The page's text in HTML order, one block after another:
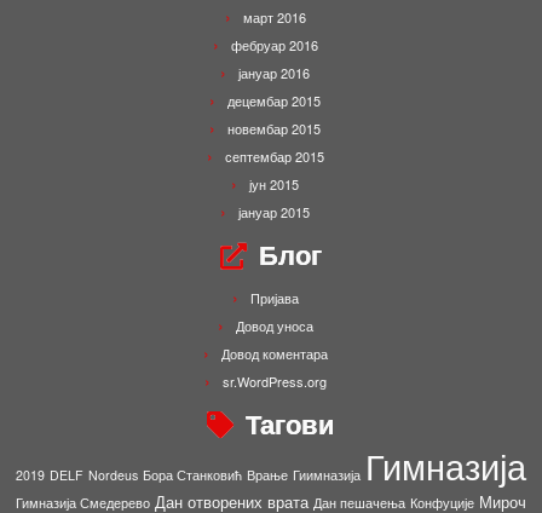
март 2016
фебруар 2016
јануар 2016
децембар 2015
новембар 2015
септембар 2015
јун 2015
јануар 2015
Блог
Пријава
Довод уноса
Довод коментара
sr.WordPress.org
Тагови
2019 DELF Nordeus Бора Станковић Врање Гиимназија Гимназија
Гимназија Смедерево Дан отворених врата Дан пешачења Конфуције Мироч